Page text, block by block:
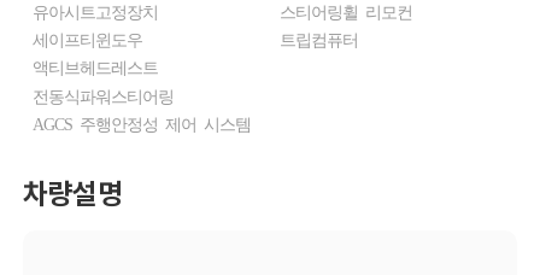
유아시트고정장치
세이프티윈도우
액티브헤드레스트
전동식파워스티어링
AGCS 주행안정성 제어 시스템
스티어링휠 리모컨
트립컴퓨터
차량설명